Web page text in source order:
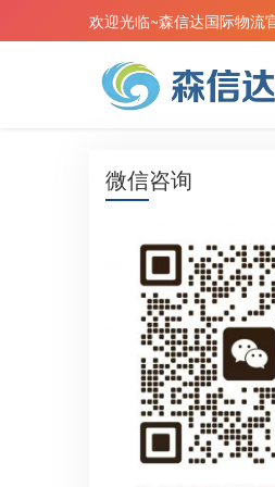
欢迎光临~森信达国际物流
微信咨询